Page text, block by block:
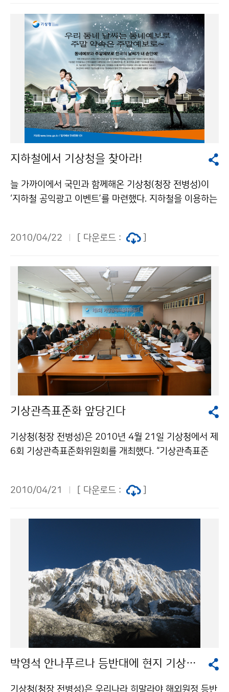
이동성고기압의 영향을 주로 받다가 점차 북태평양고기
압의 영향권에 들겠다. 남서기류가 유입되면서 일시적인
고온현상을 보일 때가 있겠으나 전반적인 기온은 평년과
비슷하겠다. 전반적인 강수량은 평년과 비슷하겠으나, 남
쪽 기압골의 활동이 활발해지면서 지역에 따라 많은 비가
오겠다. 7월에는 북태평양고기압의 영향으로 무더운 날이
많겠으며, 기온은 평년보다 높겠다. 강수량은 대체로 평년
과 비슷하겠으나, 기압골의 영향으로 많은 비가 내릴 때가
있겠다. 평 균 기 온 강 수 량 5월 평년(12~19℃)과 비슷
3℃)과 비슷하겠음 평년(106~279㎜)과 비슷하겠음 7월
하겠음 한편, 지난 3개월(2010.2.1～4.20) 동안 전국의
평균기온은 5.5℃, 평균 최저기온은 0.8℃로 평년보다 각
보다 0.6℃ 낮았다. 일 최저기온이 0℃ 미만인 날은 33.7
7일로 평년보다 9.4일 많았다. 일조시간은 382.2시간으
로 평년보다 적었다(평년대비 75%) 황사일수는 5.6일로
평년보다 2.4일 많았다. 문의: 기후예측과 김정선 2181-
0473
지하철에서 기상청을 찾아라!
늘 가까이에서 국민과 함께해온 기상청(청장 전병성)이
‘지하철 공익광고 이벤트’를 마련했다. 지하철을 이용하는
여할 수 있다. 조금만 발품을 팔면 된다. 지하철 객실 안에
단한 인적사항을 적어 이메일로 보내면 된다. 광고사진만
찍어 응모할 수도 있지만, 응모양식에 따라 소감 한마디를
적고, 사진을 배경으로 애교 있는 포즈를 취한다면 당첨
확률은 더욱 높아질 것이다. 공익광고의 유형은 세 가지이
며, 이 가운데 1개 이상을 배경으로 사진을 찍으면 된다.
응모자 중 50명을 추첨하여 1인당 2만원 상당의 상품권
을 증정한다. 응모기간은 4월 22일부터 5월 6일 18시까
지이며, 당첨자는 5월 중순 기상청 홈페이지 및 기상청 블
로그를 통해 발표한다. 기상청은 기상과학에 대한 국민의
하철을 통하여 공익광고를 실시하고 있다. 기상청 공익광
많고, 부산 대구 대전 광주는 각각 1호선이다. 제출된 사
진은 반환하지 않으며, 당첨된 작품에 대한 지적재산권 등
의로 사용할 수 있다. ※ 이벤트 참여 방법 ① 기상청 블로
jemsjun@korea.kr)기상청 이(가) 창작한 지하철에서
기상청을 찾아라! 저작물은 "공공누리" 출처표시-상업적
이용금지 조건에 따라 이용 할 수 있습니다.
2010/04/22 [ 다운로드 :
기상관측표준화 앞당긴다
기상청(청장 전병성)은 2010년 4월 21일 기상청에서 제
6회 기상관측표준화위원회를 개최했다. “기상관측표준
국가기상관측자료를 공동 활용하여 관측해상도를 향상(1
할 예정이었으나, 집중호우·태풍 등 매년 크게 확대되고
있는 기상재해에 적극적으로 대응하고자 완료 목표연도
를 2012년으로 앞당겼다. 기상청은 올해 27개 기관 관
측시설의 우수등급을 70%로 끌어올릴 계획이다. 이를 위
해 기상청은 기상관측표준화 기술지원반(94명)을 구성하
고 표준화 현장 기술지도, 관측업무종사자 기술교육 등을
AWS 강수량계 대기오염 풍향․ 풍속계 온도계 등 기상청
2010/04/21 [ 다운로드 :
박영석 안나푸르나 등반대에 현지 기상예보 제공
기상청(청장 전병성)은 우리나라 히말라야 해외원정 등반